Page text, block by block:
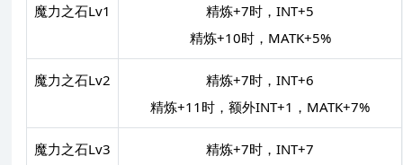
魔力之石Lv1
精炼+7时，INT+5
精炼+10时，MATK+5%
魔力之石Lv2
精炼+7时，INT+6
精炼+11时，额外INT+1，MATK+7%
魔力之石Lv3
精炼+7时，INT+7